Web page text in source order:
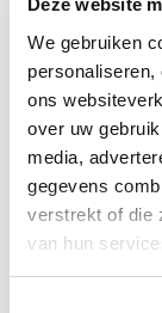
Deze website
We gebruiken
ons
over uw
media,
gegevens
verstrekt of die
van hun
over heel
voor de nodige
kunnen
gemeenten dat
officieel van
Lees meer
in